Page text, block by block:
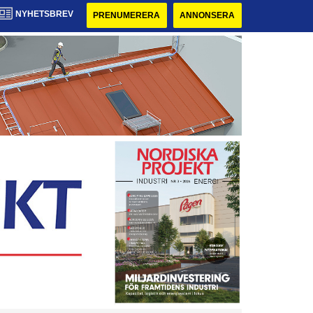
NYHETSBREV PRENUMERERA ANNONSERA